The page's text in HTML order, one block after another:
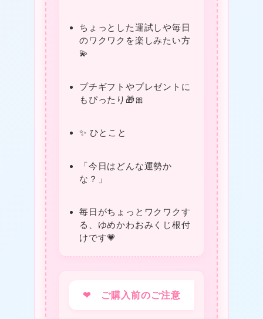
ちょっとした運試しや毎日
のワクワクを楽しみたい方
💫
プチギフトやプレゼントに
もぴったり🎁🎀
✨ ひとこと
「今日はどんな運勢か
な？」
毎日がちょっとワクワクす
る、ゆめかわおみくじ根付
けです💗
❤ ご購入前のご注意